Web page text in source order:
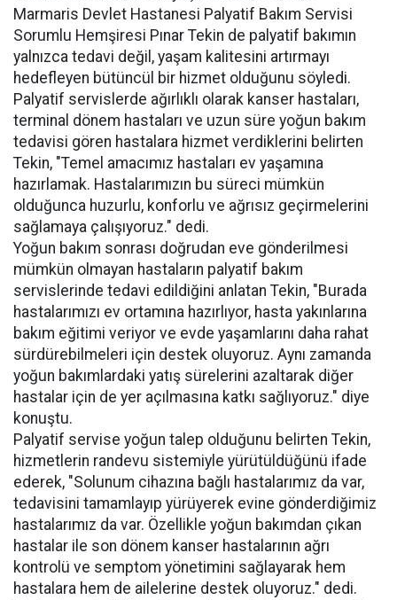
Marmaris Devlet Hastanesi Palyatif Bakım Servisi
Sorumlu Hemşiresi Pınar Tekin de palyatif bakımın
yalnızca tedavi değil, yaşam kalitesini artırmayı
hedefleyen bütüncül bir hizmet olduğunu söyledi.
Palyatif servislerde ağırlıklı olarak kanser hastaları,
terminal dönem hastaları ve uzun süre yoğun bakım
tedavisi gören hastalara hizmet verdiklerini belirten
Tekin, "Temel amacımız hastaları ev yaşamına
hazırlamak. Hastalarımızın bu süreci mümkün
olduğunca huzurlu, konforlu ve ağrısız geçirmelerini
sağlamaya çalışıyoruz." dedi.
Yoğun bakım sonrası doğrudan eve gönderilmesi
mümkün olmayan hastaların palyatif bakım
servislerinde tedavi edildiğini anlatan Tekin, "Burada
hastalarımızı ev ortamına hazırlıyor, hasta yakınlarına
bakım eğitimi veriyor ve evde yaşamlarını daha rahat
sürdürebilmeleri için destek oluyoruz. Aynı zamanda
yoğun bakımlardaki yatış sürelerini azaltarak diğer
hastalar için de yer açılmasına katkı sağlıyoruz." diye
konuştu.
Palyatif servise yoğun talep olduğunu belirten Tekin,
hizmetlerin randevu sistemiyle yürütüldüğünü ifade
ederek, "Solunum cihazına bağlı hastalarımız da var,
tedavisini tamamlayıp yürüyerek evine gönderdiğimiz
hastalarımız da var. Özellikle yoğun bakımdan çıkan
hastalar ile son dönem kanser hastalarının ağrı
kontrolü ve semptom yönetimini sağlayarak hem
hastalara hem de ailelerine destek oluyoruz." dedi.